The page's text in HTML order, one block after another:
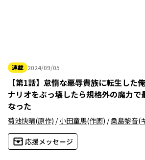
連載 2024/09/05
2024年09月05日
【第1話】 怠惰な悪辱貴族に転生した
ナリオをぶっ壊したら規格外の魔力で
なった
菊池快晴(原作) /小田童馬(作画) /桑島黎音(
応援メッセージ